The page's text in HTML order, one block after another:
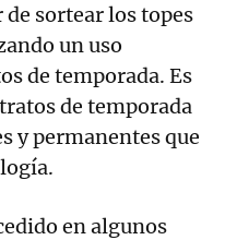
sortear los topes
un uso
de temporada. Es
de temporada
y permanentes que
en algunos